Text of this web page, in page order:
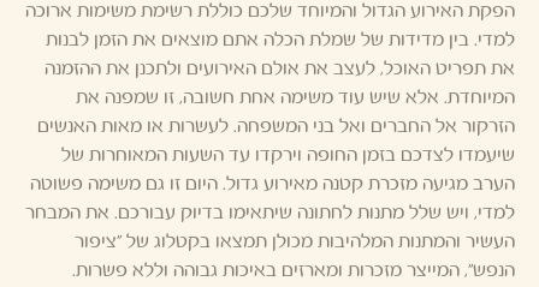
הפקת האירוע הגדול והמיוחד שלכם כוללת רשימת משימות ארוכה
למדי. בין מדידות של שמלת הכלה אתם מוצאים את הזמן לבנות
את תפריט האוכל, לעצב את אולם האירועים ולתכנן את ההזמנה
המיוחדת. אלא שיש עוד משימה אחת חשובה, זו שמפנה את
הזרקור אל החברים ואל בני המשפחה. לעשרות או מאות האנשים
שיעמדו לצדכם בזמן החופה וירקדו עד השעות המאוחרות של
הערב מגיעה מזכרת קטנה מאירוע גדול. היום זו גם משימה פשוטה
למדי, ויש שלל מתנות לחתונה שיתאימו בדיוק עבורכם. את המבחר
העשיר והמתנות המלהיבות מכולן תמצאו בקטלוג של "ציפור
הנפש", המייצר מזכרות ומארזים באיכות גבוהה וללא פשרות.